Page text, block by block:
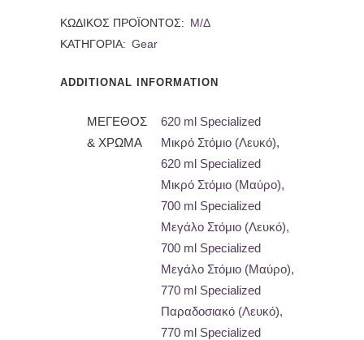
quantity
ΚΩΔΙΚΌΣ ΠΡΟΪΌΝΤΟΣ: Μ/Δ
ΚΑΤΗΓΟΡΊΑ: Gear
ADDITIONAL INFORMATION
ΜΈΓΕΘΟΣ
& ΧΡΏΜΑ
620 ml Specialized
Μικρό Στόμιο (Λευκό),
620 ml Specialized
Μικρό Στόμιο (Μαύρο),
700 ml Specialized
Μεγάλο Στόμιο (Λευκό),
700 ml Specialized
Μεγάλο Στόμιο (Μαύρο),
770 ml Specialized
Παραδοσιακό (Λευκό),
770 ml Specialized